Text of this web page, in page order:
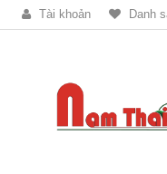
Tài khoản Danh